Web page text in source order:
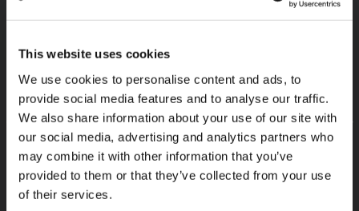
This website uses cookies
We use cookies to personalise content and ads, to
provide social media features and to analyse our traffic.
We also share information about your use of our site with
our social media, advertising and analytics partners who
may combine it with other information that you’ve
provided to them or that they’ve collected from your use
of their services.